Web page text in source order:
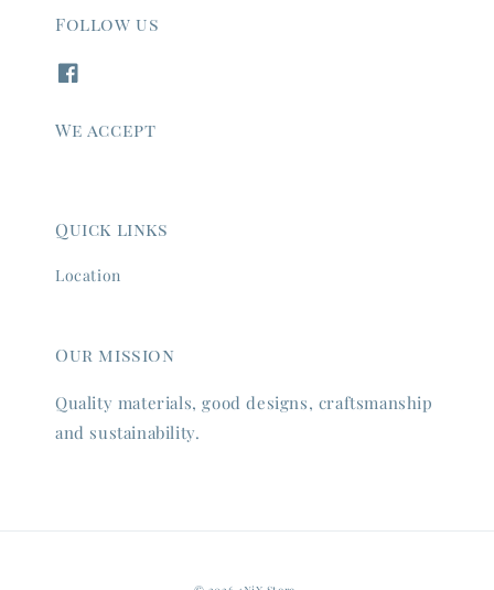
Follow us
We accept
Quick links
Location
Our mission
Quality materials, good designs, craftsmanship
and sustainability.